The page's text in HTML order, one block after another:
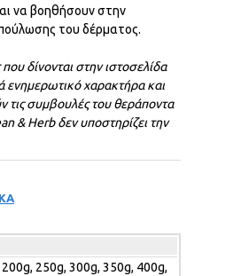
να βοηθήσουν στην
του δέρματος.
δίνονται στην ιστοσελίδα
ενημερωτικό χαρακτήρα και
τις συμβουλές του θεράποντα
& Herbδεν υποστηρίζει την
250g, 300g, 350g, 400g,